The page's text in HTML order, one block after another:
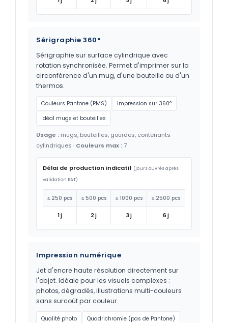
Sérigraphie 360°
Sérigraphie sur surface cylindrique avec
rotation synchronisée. Permet d'imprimer sur la
circonférence d'un mug, d'une bouteille ou d'un
thermos.
Couleurs Pantone (PMS)
Impression sur 360°
Idéal mugs et bouteilles
Usage : mugs, bouteilles, gourdes, contenants
cylindriques · Couleurs max :7
Délai de production indicatif (jours ouvrés après
validation BAT)
≤ 250 pcs ≤ 500 pcs ≤ 1000 pcs ≤ 2500 pcs
1 j 2 j 3 j 6 j
Impression numérique
Jet d'encre haute résolution directement sur
l'objet. Idéale pour les visuels complexes :
photos, dégradés, illustrations multi-couleurs
sans surcoût par couleur.
Qualité photo
Quadrichromie (pas de Pantone)